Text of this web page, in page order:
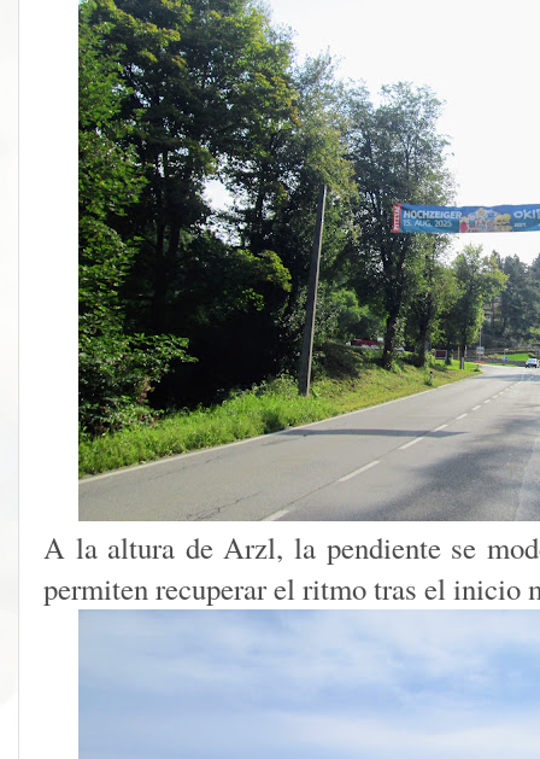
A la altura de Arzl, la pendiente se
permiten recuperar el ritmo tras el inicio